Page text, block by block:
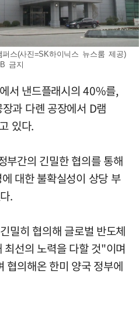
스(사진=SK하이닉스 뉴스룸 제공)
금지
서 낸드플래시의 40%를,
과 다롄 공장에서 D램
있다.
부간의 긴밀한 협의를 통해
대한 불확실성이 상당 부
.
밀히 협의해 글로벌 반도체
선의 노력을 다할 것"이며
협의해온 한미 양국 정부에